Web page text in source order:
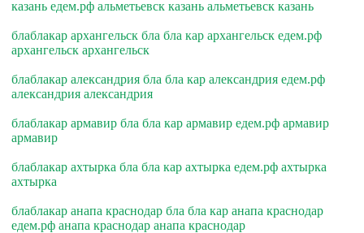
казань едем.рф альметьевск казань альметьевск казань
блаблакар архангельск бла бла кар архангельск едем.рф
архангельск архангельск
блаблакар александрия бла бла кар александрия едем.рф
александрия александрия
блаблакар армавир бла бла кар армавир едем.рф армавир
армавир
блаблакар ахтырка бла бла кар ахтырка едем.рф ахтырка
ахтырка
блаблакар анапа краснодар бла бла кар анапа краснодар
едем.рф анапа краснодар анапа краснодар